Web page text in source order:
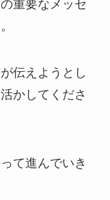
重要なメッセ
伝えようとし
かしてくださ
て進んでいき